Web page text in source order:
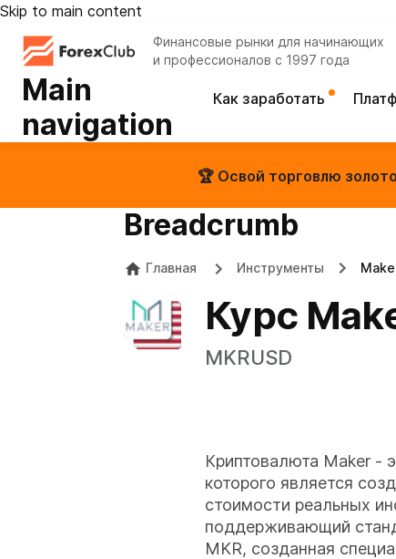
Skip to main content
Финансовые рынки для начинающих
и профессионалов с 1997 года
Main
navigation
Как заработать
🏆 Освой торговлю
Breadcrumb
Главная Инструменты
Курс
MKRUSD
Криптовалюта Maker -
которого является
стоимости реальных
поддерживающий
MKR, созданная